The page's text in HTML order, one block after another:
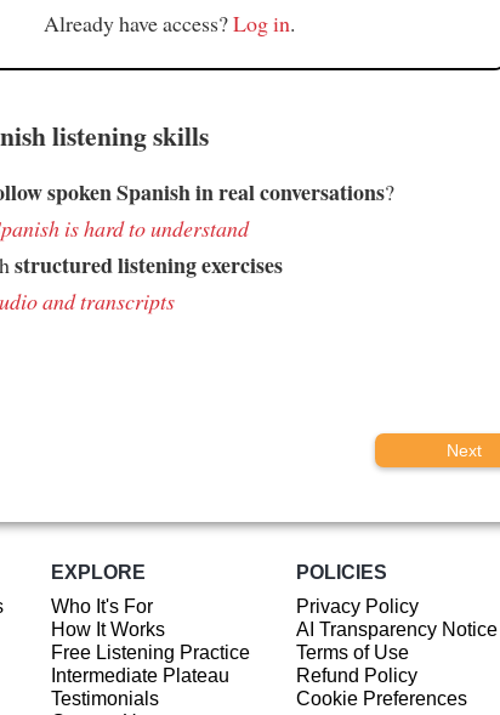
Already have access?Log in.
listening skills
spoken Spanish in real conversations?
is hard to understand
structured listening exercises
and transcripts
Next
EXPLORE
Who It's For
How It Works
Free Listening Practice
Intermediate Plateau
Testimonials
POLICIES
Privacy Policy
AI Transparency Notice
Terms of Use
Refund Policy
Cookie Preferences